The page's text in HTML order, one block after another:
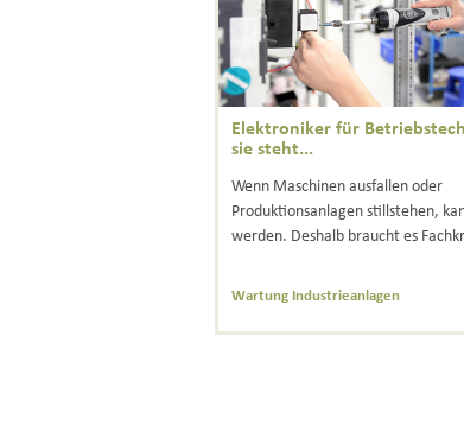
Elektroniker für
sie steht...
Wenn Maschinen ausfallen oder
Produktionsanlagen stillstehen,
werden. Deshalb braucht es
Wartung Industrieanlagen